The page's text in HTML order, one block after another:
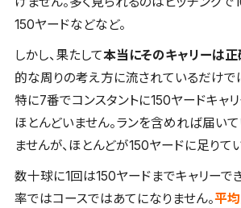
150ヤードなどなど。
しかし、果たして本当にそのキャリーは正
的な周りの考え方に流されているだけで
特に7番でコンスタントに150ヤードキャ
ほとんどいません。ランを含めれば届い
ませんが、ほとんどが150ヤードに足りて
数十球に1回は150ヤードまでキャリーで
率ではコースではあてになりません。平